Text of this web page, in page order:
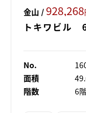
金山 / 928,268
トキワビル
No.
面積
階数
6